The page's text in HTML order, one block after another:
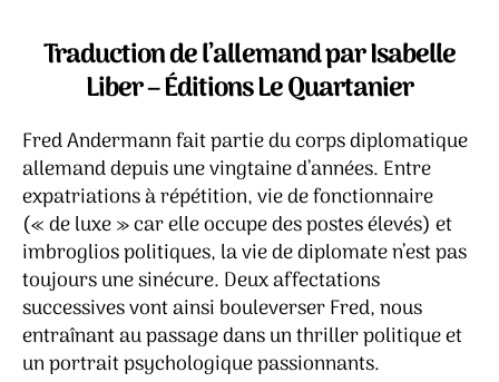
–
Lucy
Fricke
Traduction de l’allemand par Isabelle
Liber – Éditions Le Quartanier
Fred Andermann fait partie du corps diplomatique
allemand depuis une vingtaine d’années. Entre
expatriations à répétition, vie de fonctionnaire
(« de luxe » car elle occupe des postes élevés) et
imbroglios politiques, la vie de diplomate n’est pas
toujours une sinécure. Deux affectations
successives vont ainsi bouleverser Fred, nous
entraînant au passage dans un thriller politique et
un portrait psychologique passionnants.